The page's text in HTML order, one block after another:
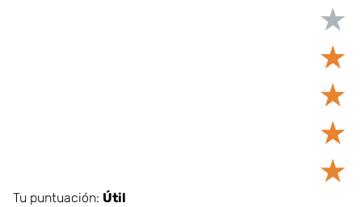
★
★
★
★
★
Tu puntuación: Útil